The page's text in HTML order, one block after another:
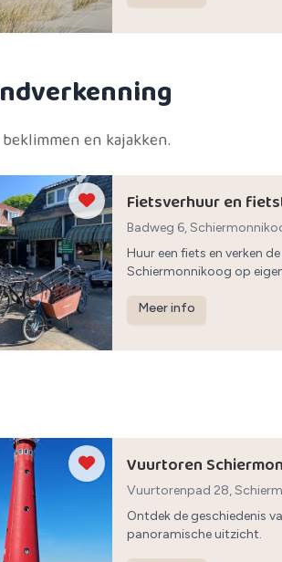
en kajakken.
Fietsverhuur en
Badweg 6,
Huur een fiets en verken
Schiermonnikoog op
Meer info
Vuurtoren
Vuurtorenpad 28,
30min
Ontdek de geschiedenis
panoramische uitzicht.